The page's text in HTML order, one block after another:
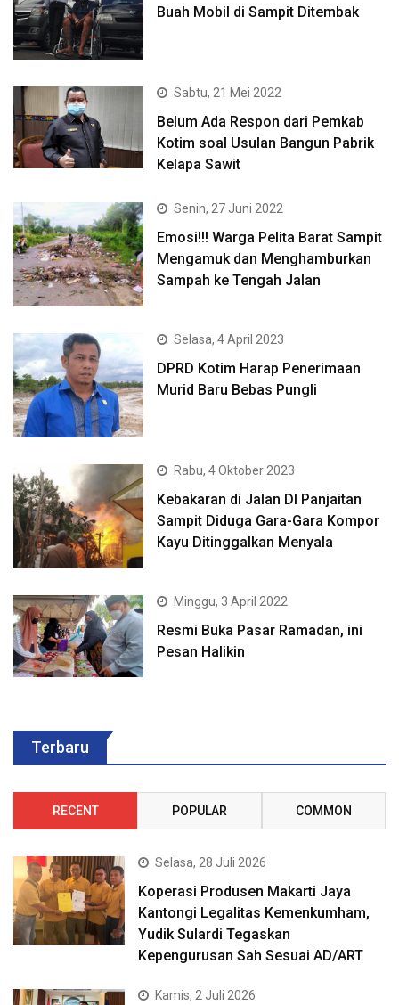
Buah Mobil di Sampit Ditembak
Sabtu, 21 Mei 2022
Belum Ada Respon dari Pemkab
Kotim soal Usulan Bangun Pabrik
Kelapa Sawit
Senin, 27 Juni 2022
Emosi!!! Warga Pelita Barat Sampit
Mengamuk dan Menghamburkan
Sampah ke Tengah Jalan
Selasa, 4 April 2023
DPRD Kotim Harap Penerimaan
Murid Baru Bebas Pungli
Rabu, 4 Oktober 2023
Kebakaran di Jalan DI Panjaitan
Sampit Diduga Gara-Gara Kompor
Kayu Ditinggalkan Menyala
Minggu, 3 April 2022
Resmi Buka Pasar Ramadan, ini
Pesan Halikin
Terbaru
RECENT POPULAR COMMON
Selasa, 28 Juli 2026
Koperasi Produsen Makarti Jaya
Kantongi Legalitas Kemenkumham,
Yudik Sulardi Tegaskan
Kepengurusan Sah Sesuai AD/ART
Kamis, 2 Juli 2026